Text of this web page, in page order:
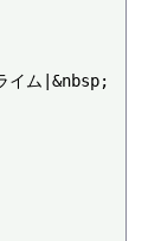
イム|&nbsp;